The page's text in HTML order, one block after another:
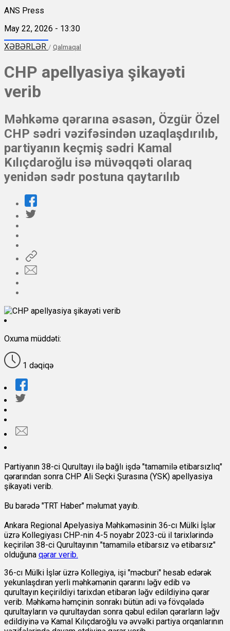
ANS Press
May 22, 2026 - 13:30
XƏBƏRLƏR / Qalmaqal
CHP apellyasiya şikayəti
verib
Məhkəmə qərarına əsasən, Özgür Özel
CHP sədri vəzifəsindən uzaqlaşdırılıb,
partiyanın keçmiş sədri Kamal
Kılıçdaroğlu isə müvəqqəti olaraq
yenidən sədr postuna qaytarılıb
Oxuma müddəti:
1 dəqiqə
Partiyanın 38-ci Qurultayı ilə bağlı işdə "tamamilə etibarsızlıq"
qərarından sonra CHP Ali Seçki Şurasına (YSK) apellyasiya
şikayəti verib.
Bu barədə "TRT Haber" məlumat yayıb.
Ankara Regional Apelyasiya Məhkəməsinin 36-cı Mülki İşlər
üzrə Kollegiyası CHP-nin 4-5 noyabr 2023-cü il tarixlərində
keçirilən 38-ci Qurultayının "tamamilə etibarsız və etibarsız"
olduğuna qərar verib.
36-cı Mülki İşlər üzrə Kollegiya, işi "məcburi" hesab edərək
yekunlaşdıran yerli məhkəmənin qərarını ləğv edib və
qurultayın keçirildiyi tarixdən etibarən ləğv edildiyinə qərar
verib. Məhkəmə həmçinin sonrakı bütün adi və fövqəladə
qurultayların və qurultaydan sonra qəbul edilən qərarların ləğv
edildiyinə və Kamal Kılıçdaroğlu və əvvəlki partiya orqanlarının